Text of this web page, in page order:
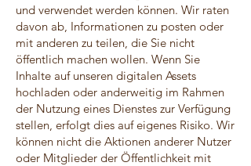
und verwendet werden können. Wir raten
davon ab, Informationen zu posten oder
mit anderen zu teilen, die Sie nicht
öffentlich machen wollen. Wenn Sie
Inhalte auf unseren digitalen Assets
hochladen oder anderweitig im Rahmen
der Nutzung eines Dienstes zur Verfügung
stellen, erfolgt dies auf eigenes Risiko. Wir
können nicht die Aktionen anderer Nutzer
oder Mitglieder der Öffentlichkeit mit